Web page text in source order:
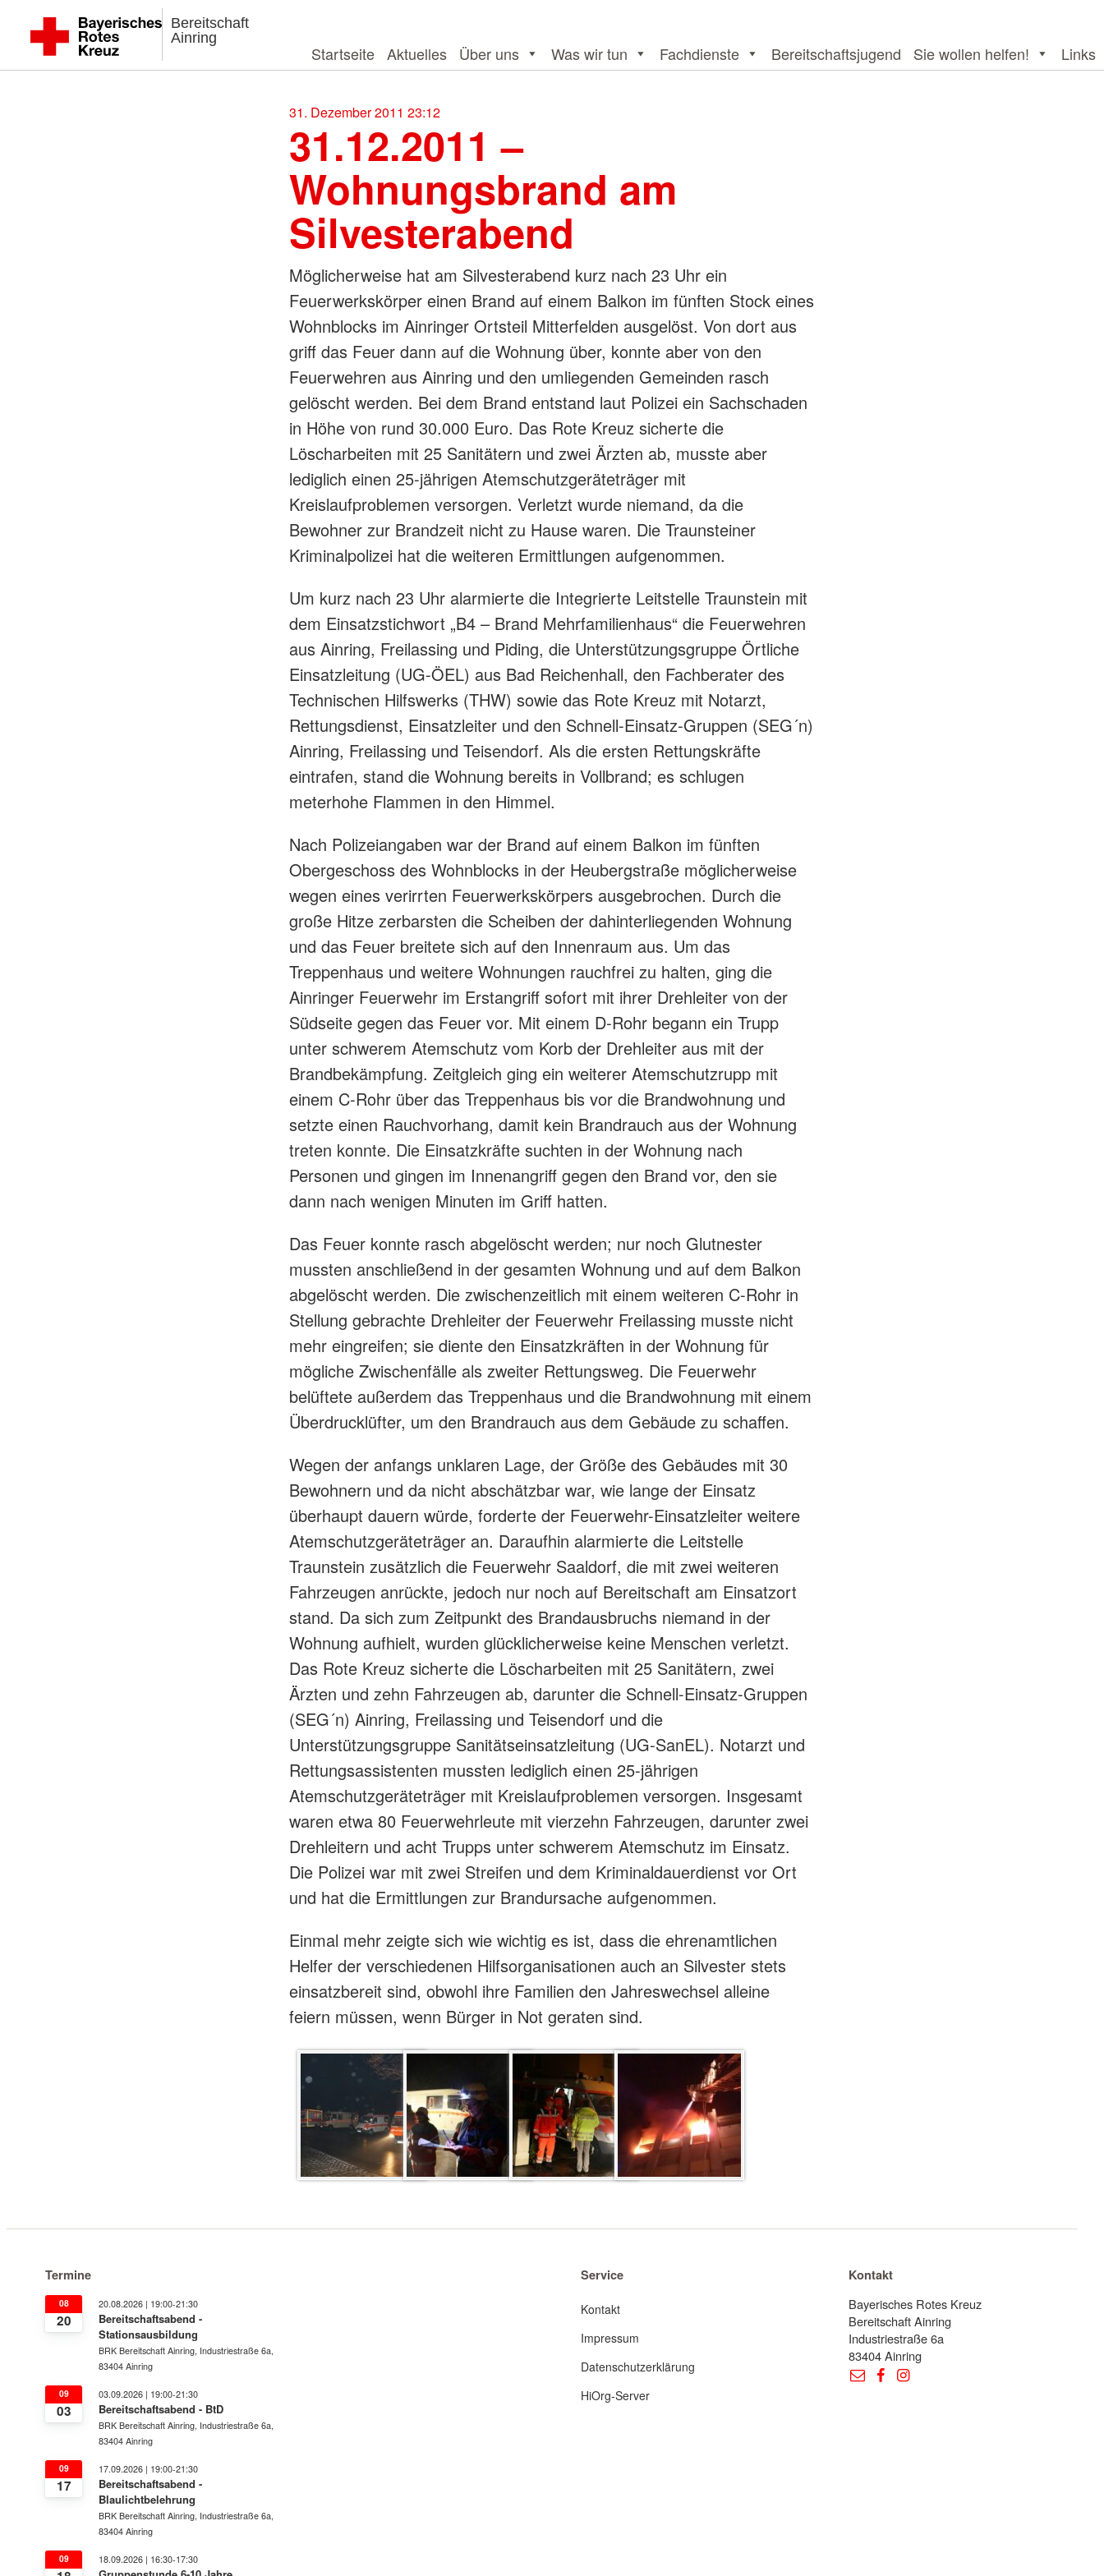
Bereitschaft
Ainring
Startseite Aktuelles Über uns Was wir tun Fachdienste Bereitschaftsjugend Sie wollen helfen! Links
31. Dezember 2011 23:12
31.12.2011 –
Wohnungsbrand am
Silvesterabend
Möglicherweise hat am Silvesterabend kurz nach 23 Uhr ein
Feuerwerkskörper einen Brand auf einem Balkon im fünften Stock eines
Wohnblocks im Ainringer Ortsteil Mitterfelden ausgelöst. Von dort aus
griff das Feuer dann auf die Wohnung über, konnte aber von den
Feuerwehren aus Ainring und den umliegenden Gemeinden rasch
gelöscht werden. Bei dem Brand entstand laut Polizei ein Sachschaden
in Höhe von rund 30.000 Euro. Das Rote Kreuz sicherte die
Löscharbeiten mit 25 Sanitätern und zwei Ärzten ab, musste aber
lediglich einen 25-jährigen Atemschutzgeräteträger mit
Kreislaufproblemen versorgen. Verletzt wurde niemand, da die
Bewohner zur Brandzeit nicht zu Hause waren. Die Traunsteiner
Kriminalpolizei hat die weiteren Ermittlungen aufgenommen.
Um kurz nach 23 Uhr alarmierte die Integrierte Leitstelle Traunstein mit
dem Einsatzstichwort „B4 – Brand Mehrfamilienhaus“ die Feuerwehren
aus Ainring, Freilassing und Piding, die Unterstützungsgruppe Örtliche
Einsatzleitung (UG-ÖEL) aus Bad Reichenhall, den Fachberater des
Technischen Hilfswerks (THW) sowie das Rote Kreuz mit Notarzt,
Rettungsdienst, Einsatzleiter und den Schnell-Einsatz-Gruppen (SEG´n)
Ainring, Freilassing und Teisendorf. Als die ersten Rettungskräfte
eintrafen, stand die Wohnung bereits in Vollbrand; es schlugen
meterhohe Flammen in den Himmel.
Nach Polizeiangaben war der Brand auf einem Balkon im fünften
Obergeschoss des Wohnblocks in der Heubergstraße möglicherweise
wegen eines verirrten Feuerwerkskörpers ausgebrochen. Durch die
große Hitze zerbarsten die Scheiben der dahinterliegenden Wohnung
und das Feuer breitete sich auf den Innenraum aus. Um das
Treppenhaus und weitere Wohnungen rauchfrei zu halten, ging die
Ainringer Feuerwehr im Erstangriff sofort mit ihrer Drehleiter von der
Südseite gegen das Feuer vor. Mit einem D-Rohr begann ein Trupp
unter schwerem Atemschutz vom Korb der Drehleiter aus mit der
Brandbekämpfung. Zeitgleich ging ein weiterer Atemschutzrupp mit
einem C-Rohr über das Treppenhaus bis vor die Brandwohnung und
setzte einen Rauchvorhang, damit kein Brandrauch aus der Wohnung
treten konnte. Die Einsatzkräfte suchten in der Wohnung nach
Personen und gingen im Innenangriff gegen den Brand vor, den sie
dann nach wenigen Minuten im Griff hatten.
Das Feuer konnte rasch abgelöscht werden; nur noch Glutnester
mussten anschließend in der gesamten Wohnung und auf dem Balkon
abgelöscht werden. Die zwischenzeitlich mit einem weiteren C-Rohr in
Stellung gebrachte Drehleiter der Feuerwehr Freilassing musste nicht
mehr eingreifen; sie diente den Einsatzkräften in der Wohnung für
mögliche Zwischenfälle als zweiter Rettungsweg. Die Feuerwehr
belüftete außerdem das Treppenhaus und die Brandwohnung mit einem
Überdrucklüfter, um den Brandrauch aus dem Gebäude zu schaffen.
Wegen der anfangs unklaren Lage, der Größe des Gebäudes mit 30
Bewohnern und da nicht abschätzbar war, wie lange der Einsatz
überhaupt dauern würde, forderte der Feuerwehr-Einsatzleiter weitere
Atemschutzgeräteträger an. Daraufhin alarmierte die Leitstelle
Traunstein zusätzlich die Feuerwehr Saaldorf, die mit zwei weiteren
Fahrzeugen anrückte, jedoch nur noch auf Bereitschaft am Einsatzort
stand. Da sich zum Zeitpunkt des Brandausbruchs niemand in der
Wohnung aufhielt, wurden glücklicherweise keine Menschen verletzt.
Das Rote Kreuz sicherte die Löscharbeiten mit 25 Sanitätern, zwei
Ärzten und zehn Fahrzeugen ab, darunter die Schnell-Einsatz-Gruppen
(SEG´n) Ainring, Freilassing und Teisendorf und die
Unterstützungsgruppe Sanitätseinsatzleitung (UG-SanEL). Notarzt und
Rettungsassistenten mussten lediglich einen 25-jährigen
Atemschutzgeräteträger mit Kreislaufproblemen versorgen. Insgesamt
waren etwa 80 Feuerwehrleute mit vierzehn Fahrzeugen, darunter zwei
Drehleitern und acht Trupps unter schwerem Atemschutz im Einsatz.
Die Polizei war mit zwei Streifen und dem Kriminaldauerdienst vor Ort
und hat die Ermittlungen zur Brandursache aufgenommen.
Einmal mehr zeigte sich wie wichtig es ist, dass die ehrenamtlichen
Helfer der verschiedenen Hilfsorganisationen auch an Silvester stets
einsatzbereit sind, obwohl ihre Familien den Jahreswechsel alleine
feiern müssen, wenn Bürger in Not geraten sind.
Termine
08
20
20.08.2026 | 19:00-21:30
Bereitschaftsabend -
Stationsausbildung
BRK Bereitschaft Ainring, Industriestraße 6a,
83404 Ainring
09
03
03.09.2026 | 19:00-21:30
Bereitschaftsabend - BtD
BRK Bereitschaft Ainring, Industriestraße 6a,
83404 Ainring
09
17
17.09.2026 | 19:00-21:30
Bereitschaftsabend -
Blaulichtbelehrung
BRK Bereitschaft Ainring, Industriestraße 6a,
83404 Ainring
09 18.09.2026 | 16:30-17:30
Service
Kontakt
Impressum
Datenschutzerklärung
HiOrg-Server
Kontakt
Bayerisches Rotes Kreuz
Bereitschaft Ainring
Industriestraße 6a
83404 Ainring